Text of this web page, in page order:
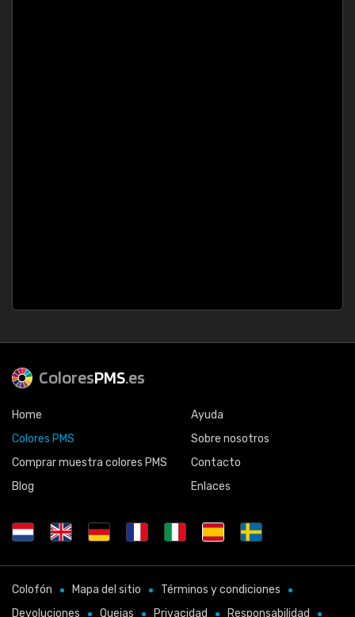
ColoresPMS.es
Home
Colores PMS
Comprar muestra colores PMS
Blog
Ayuda
Sobre nosotros
Contacto
Enlaces
Colofón Mapa del sitio
Términos y condiciones
Devoluciones
Quejas Privacidad Responsabilidad